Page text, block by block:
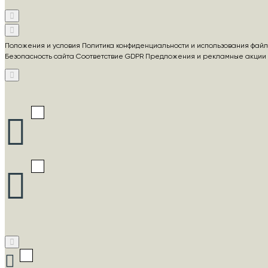
Положения и условия Политика конфиденциальности и использования
Безопасность сайта Соответствие GDPR Предложения и рекламные акции